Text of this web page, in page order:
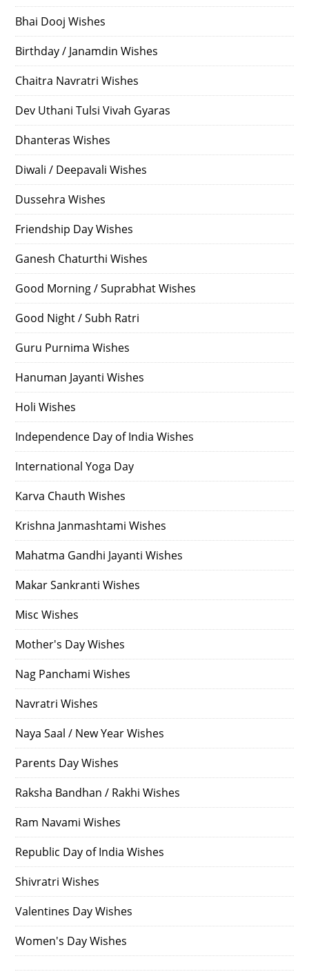
Bhai Dooj Wishes
Birthday / Janamdin Wishes
Chaitra Navratri Wishes
Dev Uthani Tulsi Vivah Gyaras
Dhanteras Wishes
Diwali / Deepavali Wishes
Dussehra Wishes
Friendship Day Wishes
Ganesh Chaturthi Wishes
Good Morning / Suprabhat Wishes
Good Night / Subh Ratri
Guru Purnima Wishes
Hanuman Jayanti Wishes
Holi Wishes
Independence Day of India Wishes
International Yoga Day
Karva Chauth Wishes
Krishna Janmashtami Wishes
Mahatma Gandhi Jayanti Wishes
Makar Sankranti Wishes
Misc Wishes
Mother's Day Wishes
Nag Panchami Wishes
Navratri Wishes
Naya Saal / New Year Wishes
Parents Day Wishes
Raksha Bandhan / Rakhi Wishes
Ram Navami Wishes
Republic Day of India Wishes
Shivratri Wishes
Valentines Day Wishes
Women's Day Wishes